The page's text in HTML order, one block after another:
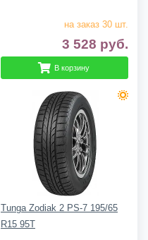
на заказ 30 шт.
3 528 руб.
В корзину
Tunga Zodiak 2 PS-7 195/65
R15 95T